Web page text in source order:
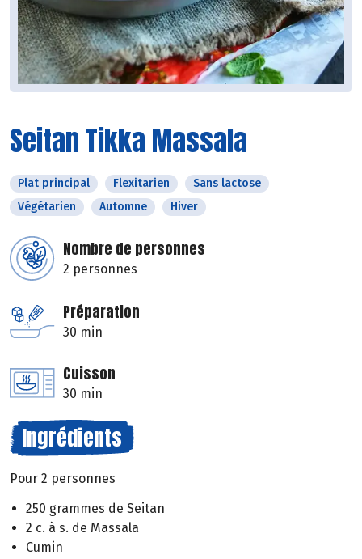
Seitan Tikka Massala
Plat principal Flexitarien
Sans lactose
Végétarien
Automne Hiver
Nombre de personnes
2 personnes
Préparation
30 min
Cuisson
30 min
Ingrédients
Pour 2 personnes
250 grammes de Seitan
2 c. à s. de Massala
Cumin